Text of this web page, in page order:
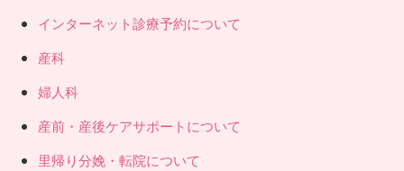
インターネット診療予約について
産科
婦人科
産前・産後ケアサポートについて
里帰り分娩・転院について